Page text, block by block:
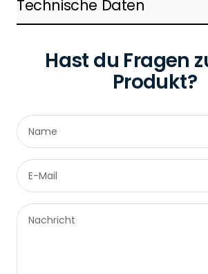
Technische Daten
Hast du Fragen
Produkt?
Name
E-Mail
Nachricht